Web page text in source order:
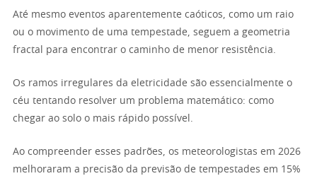
Até mesmo eventos aparentemente caóticos, como um raio
ou o movimento de uma tempestade, seguem a geometria
fractal para encontrar o caminho de menor resistência.
Os ramos irregulares da eletricidade são essencialmente o
céu tentando resolver um problema matemático: como
chegar ao solo o mais rápido possível.
Ao compreender esses padrões, os meteorologistas em 2026
melhoraram a precisão da previsão de tempestades em 15%